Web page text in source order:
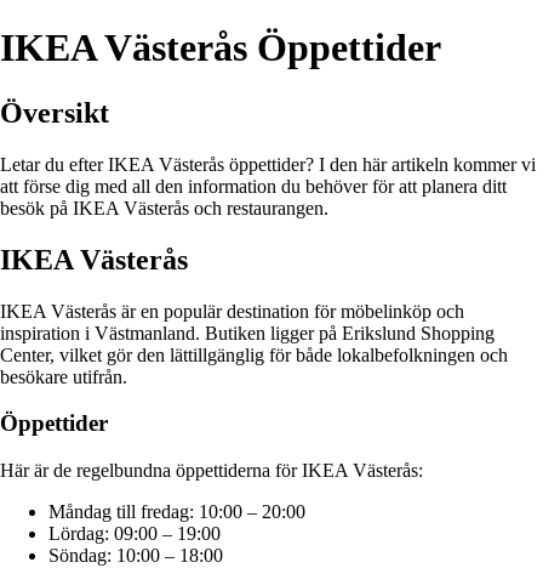
IKEA Västerås Öppettider
Översikt
Letar du efter IKEA Västerås öppettider? I den här artikeln kommer vi
att förse dig med all den information du behöver för att planera ditt
besök på IKEA Västerås och restaurangen.
IKEA Västerås
IKEA Västerås är en populär destination för möbelinköp och
inspiration i Västmanland. Butiken ligger på Erikslund Shopping
Center, vilket gör den lättillgänglig för både lokalbefolkningen och
besökare utifrån.
Öppettider
Här är de regelbundna öppettiderna för IKEA Västerås:
Måndag till fredag: 10:00 – 20:00
Lördag: 09:00 – 19:00
Söndag: 10:00 – 18:00